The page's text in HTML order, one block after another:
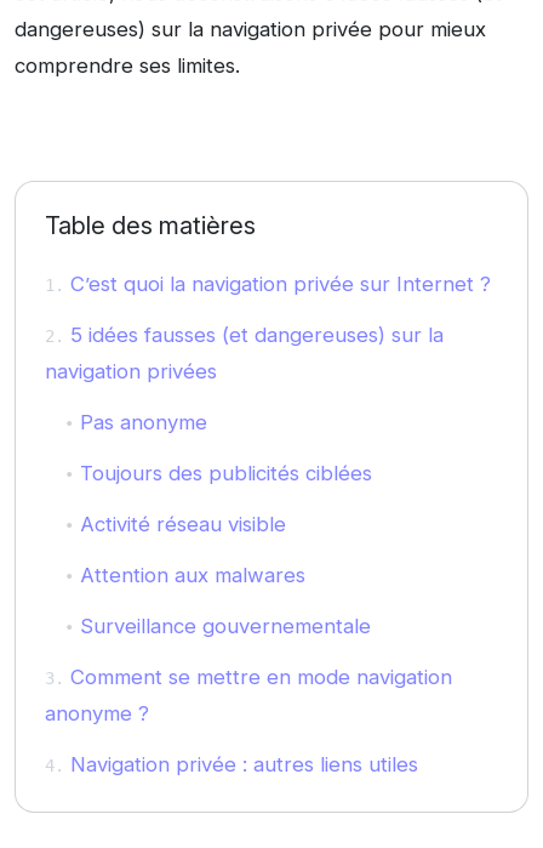
dangereuses) sur la navigation privée pour mieux
comprendre ses limites.
Table des matières
C’est quoi la navigation privée sur Internet ?
5 idées fausses (et dangereuses) sur la
navigation privées
Pas anonyme
Toujours des publicités ciblées
Activité réseau visible
Attention aux malwares
Surveillance gouvernementale
Comment se mettre en mode navigation
anonyme ?
Navigation privée : autres liens utiles